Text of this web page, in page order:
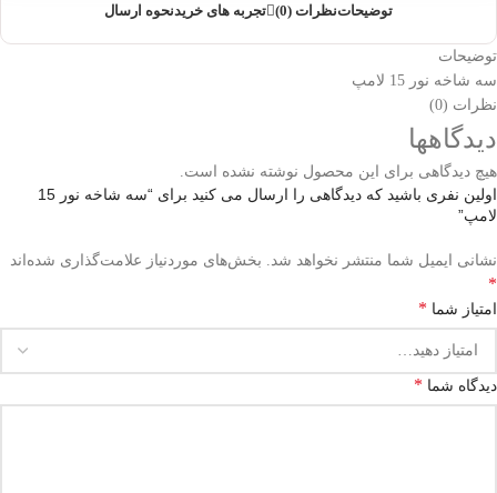
توضیحاتنظرات (0) تجربه های خریدنحوه ارسال
توضیحات
سه شاخه نور 15 لامپ
نظرات (0)
دیدگاهها
هیچ دیدگاهی برای این محصول نوشته نشده است.
اولین نفری باشید که دیدگاهی را ارسال می کنید برای “سه شاخه نور 15
لامپ”
نشانی ایمیل شما منتشر نخواهد شد. بخش‌های موردنیاز علامت‌گذاری شده‌اند
*
امتیاز شما *
دیدگاه شما *